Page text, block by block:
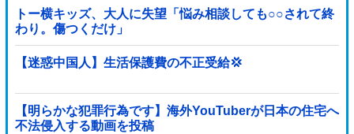
トー横キッズ、大人に失望「悩み相談しても○○されて終
わり。傷つくだけ」
【迷惑中国人】生活保護費の不正受給💢
【明らかな犯罪行為です】海外YouTuberが日本の住宅へ
不法侵入する動画を投稿